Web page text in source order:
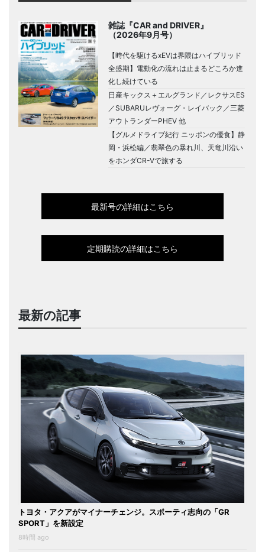
雑誌『CAR and DRIVER』
（2026年9月号）
【時代を駆けるxEVは界隈はハイブリッド
全盛期】電動化の流れは止まるどころか進
化し続けている
日産キックス＋エルグランド／レクサスES
／SUBARUレヴォーグ・レイバック／三菱
アウトランダーPHEV 他
【グルメドライブ紀行 ニッポンの優食】静
岡・浜松編／翡翠色の暴れ川、天竜川沿い
をホンダCR-Vで旅する
最新号の詳細はこちら
定期購読の詳細はこちら
最新の記事
トヨタ・アクアがマイナーチェンジ。スポーティ志向の「GR
SPORT」を新設定
8時間 ago